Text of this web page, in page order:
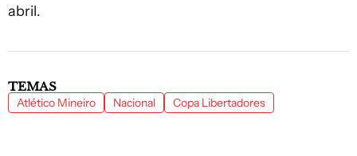
abril.
TEMAS
Atlético Mineiro Nacional Copa Libertadores